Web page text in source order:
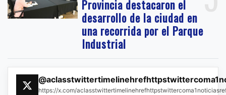
Provincia destacaron el
desarrollo de la ciudad en
una recorrida por el Parque
Industrial
https://x.com/